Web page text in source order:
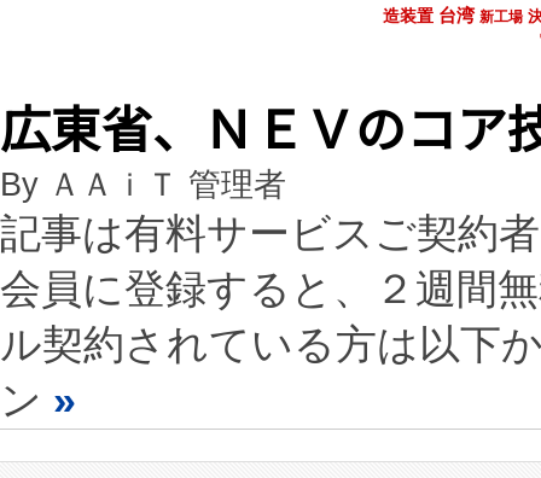
造装置 台湾 新工場
広東省、ＮＥＶのコア
By ＡＡｉＴ 管理者
記事は有料サービスご契約
会員に登録すると、２週間
ル契約されている方は以下
ン »